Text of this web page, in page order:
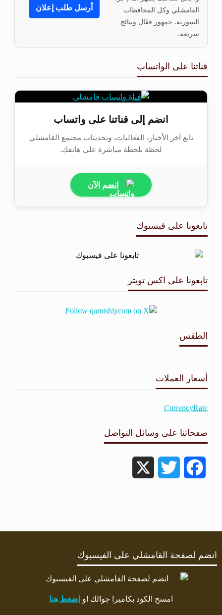
القامشلي وكل المحافظات
السورية. جمهور فعّال ونتائج
سريعة.
أرسل طلب إعلان
قناتنا على الواتساب
انضم إلى قناتنا على واتساب
تابع آخر الأخبار، الفعاليات، وتحديثات مجتمع القامشلي
لحظة بلحظة مباشرة على هاتفك.
انضم الآن
تابعونا على فيسبوك
تابعونا على اكس تويتر
الطقس
أسعار العملات
CurrencyRate
صفحاتنا على وسائل التواصل
Facebook
Twitter
انضم لصفحة القامشلي على الفيسبوك
امسح الكود بكاميرا جوالك او اضغط هنا